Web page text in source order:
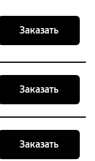
Заказать
Заказать
Заказать